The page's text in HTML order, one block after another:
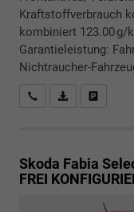
Kraftstoffverbrauch
kombiniert 123.00 g/
Garantieleistung:
Nichtraucher-
Rückrufbitte absenden
PDF-Datei,
Skoda Fabia
FREI